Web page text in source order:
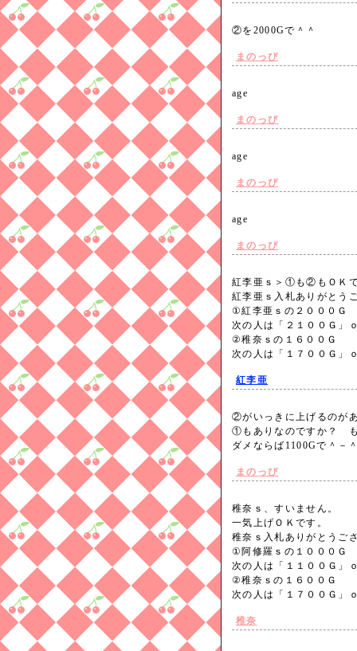
②を2000Gで＾＾
まのっぴ
age
まのっぴ
age
まのっぴ
age
まのっぴ
紅李亜ｓ＞①も②もＯＫ
紅李亜ｓ入札ありがとう
①紅李亜ｓの２０００Ｇ
次の人は「２１００Ｇ」
②稚奈ｓの１６００Ｇ
次の人は「１７００Ｇ
紅李亜
②がいっきに上げるのが
①もありなのですか？
ダメならば1100Gで＾
まのっぴ
稚奈ｓ、すいません。
一気上げＯＫです。
稚奈ｓ入札ありがとうご
①阿修羅ｓの１０００Ｇ
次の人は「１１００Ｇ」
②稚奈ｓの１６００Ｇ
次の人は「１７００Ｇ
稚奈